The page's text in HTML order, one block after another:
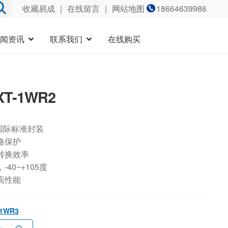
收藏易成｜ 在线留言｜ 网站地图 18664639986
资讯 联系我们 在线购买
1WR2
标准封装
保护
换效率
-40~+105度
性能